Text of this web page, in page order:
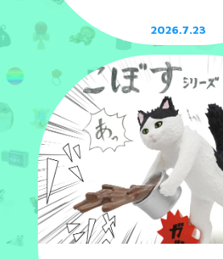
2026.7.23